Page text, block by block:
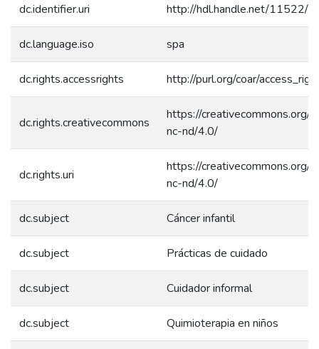
dc.identifier.uri http://hdl.handle.net/11522/
dc.language.iso spa
dc.rights.accessrights http://purl.org/coar/
dc.rights.creativecommons
https://creativecommons.org/
nc-nd/4.0/
dc.rights.uri
https://creativecommons.org/
nc-nd/4.0/
dc.subject Cáncer infantil
dc.subject Prácticas de cuidado
dc.subject Cuidador informal
dc.subject Quimioterapia en niños